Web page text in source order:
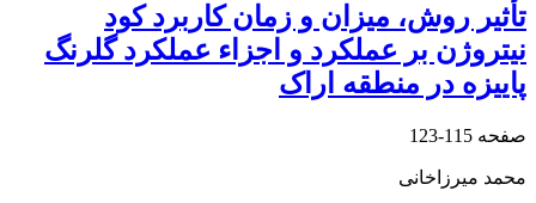
تأثیر روش، میزان و زمان کاربرد کود‌
نیتروژن بر عملکرد و اجزاء عملکرد گلرنگ
پاییزه در منطقه اراک
صفحه 115-123
محمد میرزاخانی